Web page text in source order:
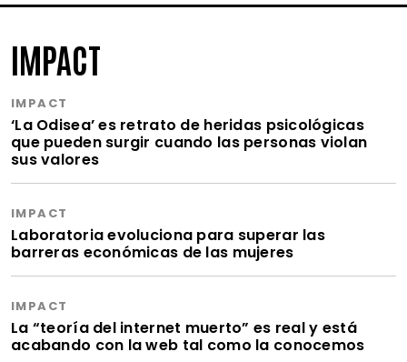
IMPACT
IMPACT
‘La Odisea’ es retrato de heridas psicológicas
que pueden surgir cuando las personas violan
sus valores
IMPACT
Laboratoria evoluciona para superar las
barreras económicas de las mujeres
IMPACT
La “teoría del internet muerto” es real y está
acabando con la web tal como la conocemos